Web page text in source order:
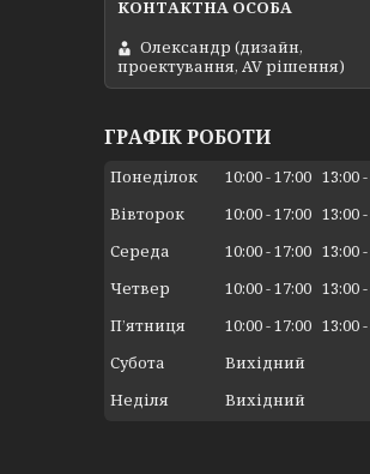
Олександр (дизайн,
проектування, AV рішення)
ГРАФІК РОБОТИ
Понеділок 10:00 17:00 13:00
Вівторок
10:00 17:00 13:00
Середа
10:00 17:00 13:00
Четвер
10:00 17:00 13:00
Пʼятниця
10:00 17:00 13:00
Субота
Вихідний
Неділя
Вихідний